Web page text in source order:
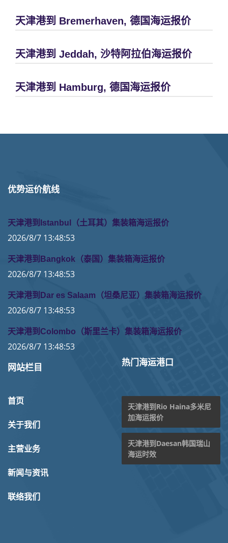
天津港到 Bremerhaven, 德国海运报价
天津港到 Jeddah, 沙特阿拉伯海运报价
天津港到 Hamburg, 德国海运报价
优势运价航线
天津港到Istanbul（土耳其）集装箱海运报价
2026/8/7 13:48:53
天津港到Bangkok（泰国）集装箱海运报价
2026/8/7 13:48:53
天津港到Dar es Salaam（坦桑尼亚）集装箱海运报价
2026/8/7 13:48:53
天津港到Colombo（斯里兰卡）集装箱海运报价
2026/8/7 13:48:53
网站栏目
首页
关于我们
主营业务
新闻与资讯
联络我们
热门海运港口
天津港到Rio Haina多米尼
加海运报价
天津港到Daesan韩国瑞山
海运时效